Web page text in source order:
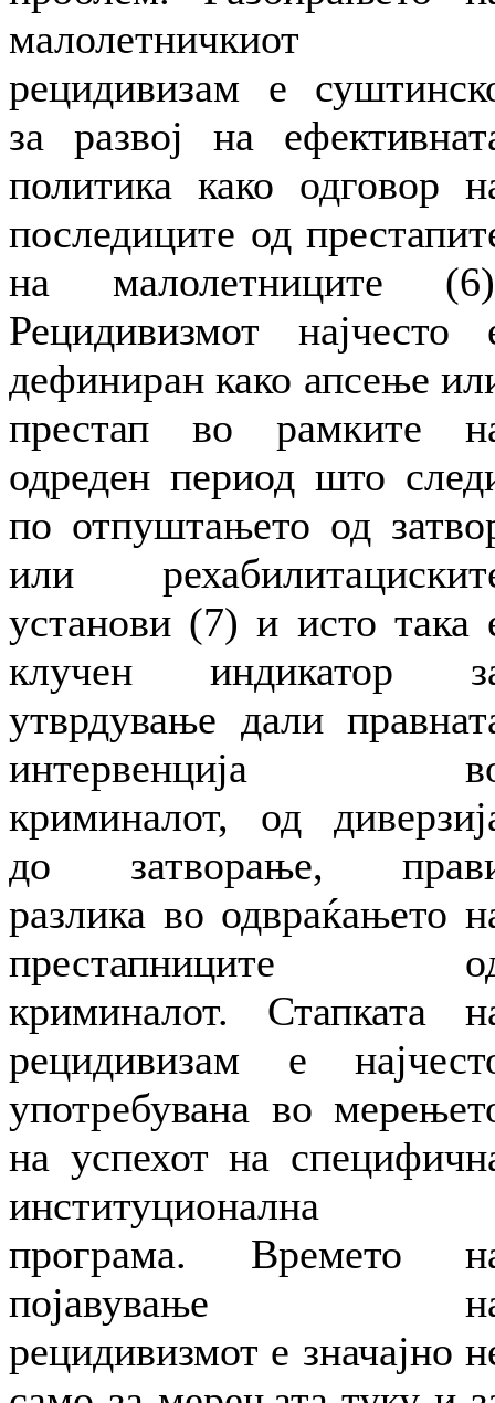
малолетничкиот
рецидивизам е
за развој на
политика како одговор
последиците од
на малолетниците
Рецидивизмот најчесто
дефиниран како апсење
престап во рамките
одреден период што
по отпуштањето од
или
установи (7) и исто така
клучен индикатор
утврдување дали
интервенција
криминалот, од
до затворање,
разлика во одвраќањето
престапниците
криминалот. Стапката
рецидивизам е
употребувана во
на успехот на
институционална
програма. Времето
појавување
рецидивизмот е значајно